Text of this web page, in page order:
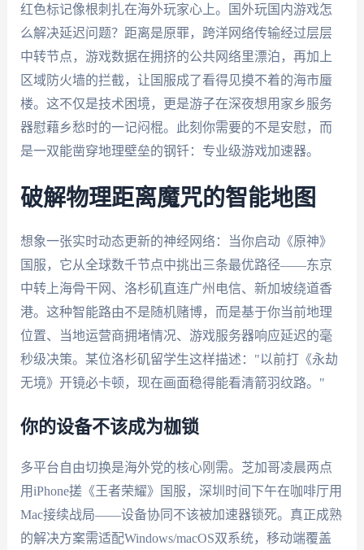
红色标记像根刺扎在海外玩家心上。国外玩国内游戏怎
么解决延迟问题？距离是原罪，跨洋网络传输经过层层
中转节点，游戏数据在拥挤的公共网络里漂泊，再加上
区域防火墙的拦截，让国服成了看得见摸不着的海市蜃
楼。这不仅是技术困境，更是游子在深夜想用家乡服务
器慰藉乡愁时的一记闷棍。此刻你需要的不是安慰，而
是一双能凿穿地理壁垒的钢钎：专业级游戏加速器。
破解物理距离魔咒的智能地图
想象一张实时动态更新的神经网络：当你启动《原神》
国服，它从全球数千节点中挑出三条最优路径——东京
中转上海骨干网、洛杉矶直连广州电信、新加坡绕道香
港。这种智能路由不是随机赌博，而是基于你当前地理
位置、当地运营商拥堵情况、游戏服务器响应延迟的毫
秒级决策。某位洛杉矶留学生这样描述："以前打《永劫
无境》开镜必卡顿，现在画面稳得能看清箭羽纹路。"
你的设备不该成为枷锁
多平台自由切换是海外党的核心刚需。芝加哥凌晨两点
用iPhone搓《王者荣耀》国服，深圳时间下午在咖啡厅用
Mac接续战局——设备协同不该被加速器锁死。真正成熟
的解决方案需适配Windows/macOS双系统，移动端覆盖